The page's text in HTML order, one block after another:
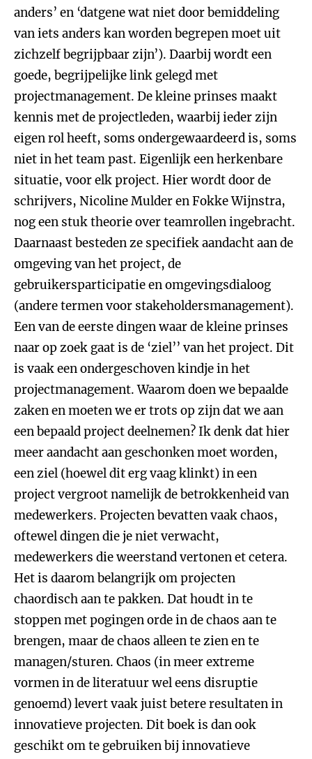
anders’ en ‘datgene wat niet door bemiddeling
van iets anders kan worden begrepen moet uit
zichzelf begrijpbaar zijn’). Daarbij wordt een
goede, begrijpelijke link gelegd met
projectmanagement. De kleine prinses maakt
kennis met de projectleden, waarbij ieder zijn
eigen rol heeft, soms ondergewaardeerd is, soms
niet in het team past. Eigenlijk een herkenbare
situatie, voor elk project. Hier wordt door de
schrijvers, Nicoline Mulder en Fokke Wijnstra,
nog een stuk theorie over teamrollen ingebracht.
Daarnaast besteden ze specifiek aandacht aan de
omgeving van het project, de
gebruikersparticipatie en omgevingsdialoog
(andere termen voor stakeholdersmanagement).
Een van de eerste dingen waar de kleine prinses
naar op zoek gaat is de ‘ziel’’ van het project. Dit
is vaak een ondergeschoven kindje in het
projectmanagement. Waarom doen we bepaalde
zaken en moeten we er trots op zijn dat we aan
een bepaald project deelnemen? Ik denk dat hier
meer aandacht aan geschonken moet worden,
een ziel (hoewel dit erg vaag klinkt) in een
project vergroot namelijk de betrokkenheid van
medewerkers. Projecten bevatten vaak chaos,
oftewel dingen die je niet verwacht,
medewerkers die weerstand vertonen et cetera.
Het is daarom belangrijk om projecten
chaordisch aan te pakken. Dat houdt in te
stoppen met pogingen orde in de chaos aan te
brengen, maar de chaos alleen te zien en te
managen/sturen. Chaos (in meer extreme
vormen in de literatuur wel eens disruptie
genoemd) levert vaak juist betere resultaten in
innovatieve projecten. Dit boek is dan ook
geschikt om te gebruiken bij innovatieve